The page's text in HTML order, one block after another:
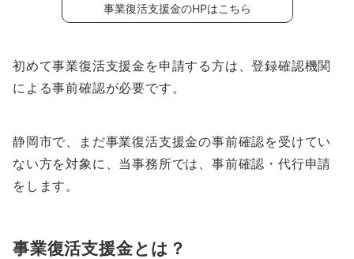
事業復活支援金のHPはこちら
初めて事業復活支援金を申請する方は、登録確認機関
による事前確認が必要です。
静岡市で、まだ事業復活支援金の事前確認を受けてい
ない方を対象に、当事務所では、事前確認・代行申請
をします。
事業復活支援金とは？